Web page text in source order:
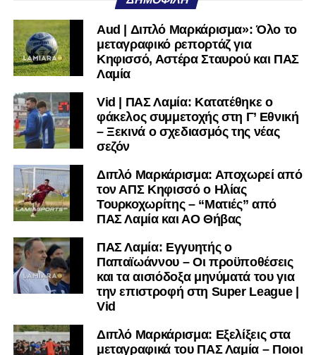
πολύ μικρή.
Ακολουθήστε το lamiara.grστοGoogle Newsγια να
μαθαίνετε πρώτοι τα κυανόλευκα νέα στην Ελλάδα και τον
υπόλοιπο κόσμο. Ακολουθήστε το lamiara.gr στο
μαθαίνετε σε χρόνο dt όλα τα νέα.
Aud | Διπλό Μαρκάρισμα»: Όλο το
μεταγραφικό ρεπορτάζ για
Κηφισσό, Αστέρα Σταυρού και ΠΑΣ
Λαμία
Vid | ΠΑΣ Λαμία: Κατατέθηκε ο
φάκελος συμμετοχής στη Γ’ Εθνική
– Ξεκινά ο σχεδιασμός της νέας
σεζόν
Διπλό Μαρκάρισμα: Αποχωρεί από
τον ΑΠΣ Κηφισσό ο Ηλίας
Τουρκοχωρίτης – “Ματιές” από
ΠΑΣ Λαμία και ΑΟ Θήβας
ΠΑΣ Λαμία: Εγγυητής ο
Παπαϊωάννου – Οι προϋποθέσεις
και τα αισιόδοξα μηνύματά του για
την επιστροφή στη Super League |
Vid
Διπλό Μαρκάρισμα: Εξελίξεις στα
μεταγραφικά του ΠΑΣ Λαμία – Ποιοι